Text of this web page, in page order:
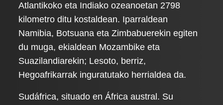
Atlantikoko eta Indiako ozeanoetan 2798
kilometro ditu kostaldean. Iparraldean
Namibia, Botsuana eta Zimbabuerekin egiten
du muga, ekialdean Mozambike eta
Suazilandiarekin; Lesoto, berriz,
Hegoafrikarrak inguratutako herrialdea da.
Sudáfrica, situado en África austral. Su